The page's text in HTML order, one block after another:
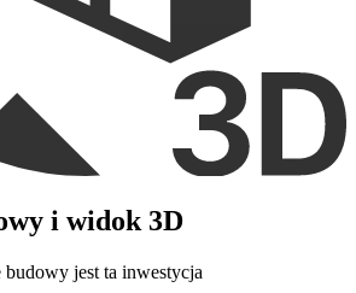
i widok 3D
budowy jest ta inwestycja